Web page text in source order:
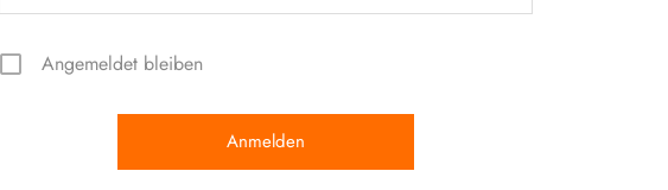
Angemeldet bleiben